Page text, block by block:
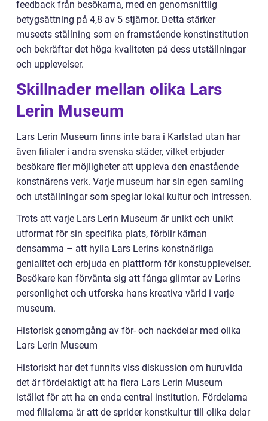
feedback från besökarna, med en genomsnittlig
betygsättning på 4,8 av 5 stjärnor. Detta stärker
museets ställning som en framstående konstinstitution
och bekräftar det höga kvaliteten på dess utställningar
och upplevelser.
Skillnader mellan olika Lars
Lerin Museum
Lars Lerin Museum finns inte bara i Karlstad utan har
även filialer i andra svenska städer, vilket erbjuder
besökare fler möjligheter att uppleva den enastående
konstnärens verk. Varje museum har sin egen samling
och utställningar som speglar lokal kultur och intressen.
Trots att varje Lars Lerin Museum är unikt och unikt
utformat för sin specifika plats, förblir kärnan
densamma – att hylla Lars Lerins konstnärliga
genialitet och erbjuda en plattform för konstupplevelser.
Besökare kan förvänta sig att fånga glimtar av Lerins
personlighet och utforska hans kreativa värld i varje
museum.
Historisk genomgång av för- och nackdelar med olika
Lars Lerin Museum
Historiskt har det funnits viss diskussion om huruvida
det är fördelaktigt att ha flera Lars Lerin Museum
istället för att ha en enda central institution. Fördelarna
med filialerna är att de sprider konstkultur till olika delar